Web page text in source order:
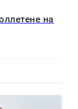
на